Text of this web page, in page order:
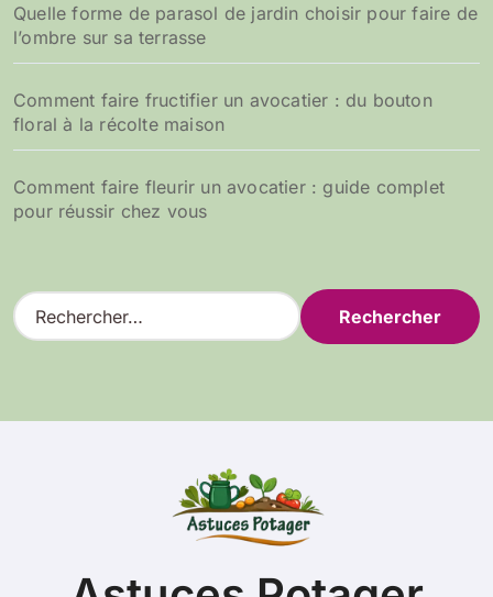
Quelle forme de parasol de jardin choisir pour faire de
l’ombre sur sa terrasse
Comment faire fructifier un avocatier : du bouton
floral à la récolte maison
Comment faire fleurir un avocatier : guide complet
pour réussir chez vous
R
e
r